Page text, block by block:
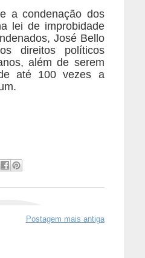
a condenação dos
lei de improbidade
José Bello
direitos políticos
além de serem
até 100 vezes a
Postagem mais antiga